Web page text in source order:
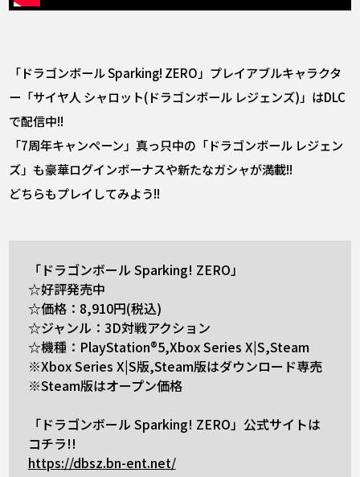
「ドラゴンボール Sparking! ZERO」プレイアブルキャラクタ
ー「サイヤ人 シャロット(ドラゴンボール レジェンズ)」はDLC
で配信中!!
「7周年キャンペーン」真っ只中の「ドラゴンボール レジェン
ズ」も豪華ログインボーナスや新たなガシャが満載!!
どちらもプレイしてみよう!!
「ドラゴンボール Sparking! ZERO」
☆好評発売中
☆価格：8,910円(税込)
☆ジャンル：3D対戦アクション
☆機種：PlayStation®5,Xbox Series X|S,Steam
※Xbox Series X|S版,Steam版はダウンロード専売
※Steam版はオープン価格
「ドラゴンボール Sparking! ZERO」公式サイトは
コチラ!!
https://dbsz.bn-ent.net/